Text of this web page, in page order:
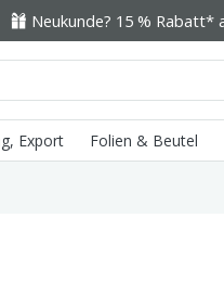
Neukunde? 15 % Rabatt*
Export Folien & Beutel